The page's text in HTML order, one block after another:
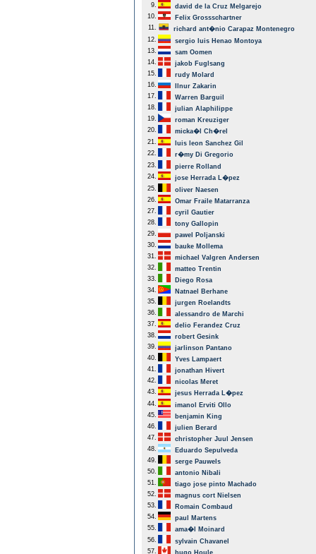
9.
david de la Cruz Melgarejo
10.
Felix Grossschartner
11.
richard ant�nio Carapaz Montenegro
12.
sergio luis Henao Montoya
13.
sam Oomen
14.
jakob Fuglsang
15.
rudy Molard
16.
Ilnur Zakarin
17.
Warren Barguil
18.
julian Alaphilippe
19.
roman Kreuziger
20.
micka�l Ch�rel
21.
luis leon Sanchez Gil
22.
r�my Di Gregorio
23.
pierre Rolland
24.
jose Herrada L�pez
25.
oliver Naesen
26.
Omar Fraile Matarranza
27.
cyril Gautier
28.
tony Gallopin
29.
pawel Poljanski
30.
bauke Mollema
31.
michael Valgren Andersen
32.
matteo Trentin
33.
Diego Rosa
34.
Natnael Berhane
35.
jurgen Roelandts
36.
alessandro de Marchi
37.
delio Ferandez Cruz
38.
robert Gesink
39.
jarlinson Pantano
40.
Yves Lampaert
41.
jonathan Hivert
42.
nicolas Meret
43.
jesus Herrada L�pez
44.
imanol Erviti Ollo
45.
benjamin King
46.
julien Berard
47.
christopher Juul Jensen
48.
Eduardo Sepulveda
49.
serge Pauwels
50.
antonio Nibali
51.
tiago jose pinto Machado
52.
magnus cort Nielsen
53.
Romain Combaud
54.
paul Martens
55.
ama�l Moinard
56.
sylvain Chavanel
57.